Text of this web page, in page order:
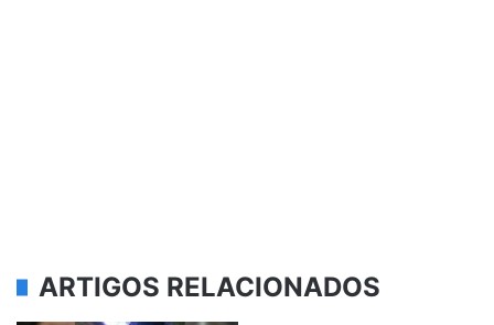
ARTIGOS RELACIONADOS